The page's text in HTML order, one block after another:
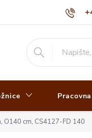
O140 cm, CS4127-FD 140